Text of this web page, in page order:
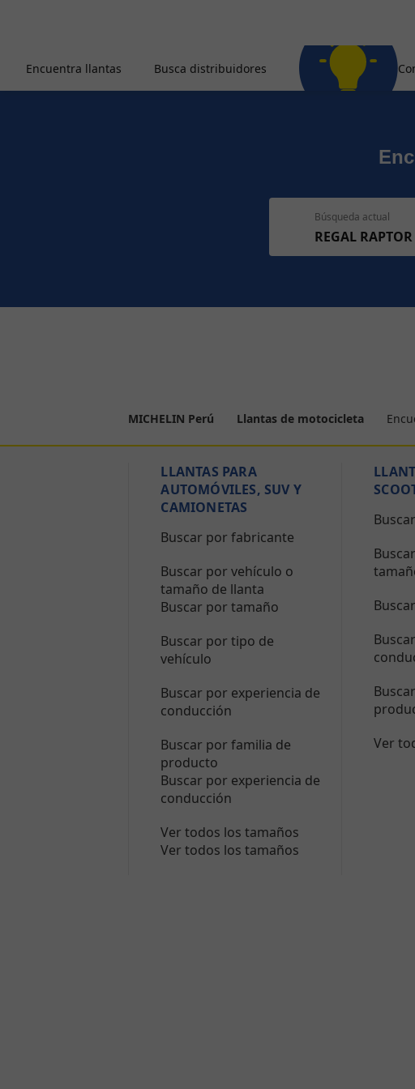
Encuentra llantas Busca distribuidores
Búsqueda actual
REGAL RAPTOR
MICHELIN Perú Llantas de motocicleta
LLANTAS PARA
AUTOMÓVILES, SUV Y
CAMIONETAS
Buscar por fabricante
Buscar por vehículo o
tamaño de llanta
Buscar por tamaño
Buscar por tipo de
vehículo
Buscar por experiencia de
conducción
Buscar por familia de
producto
Buscar por experiencia de
conducción
Ver todos los tamaños
Ver todos los tamaños
Ver